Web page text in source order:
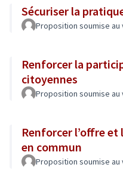
Sécuriser la
Proposition soumise au
Renforcer la
citoyennes
Proposition soumise au
Renforcer l’offre
en commun
Proposition soumise au